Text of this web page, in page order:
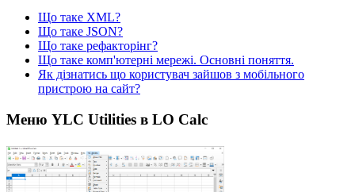
Що таке XML?
Що таке JSON?
Що таке рефакторінг?
Що таке комп'ютерні мережі. Основні поняття.
Як дізнатись що користувач зайшов з мобільного
пристрою на сайт?
Меню YLC Utilities в LO Calc